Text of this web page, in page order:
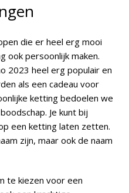
die er heel erg mooi
ook persoonlijk maken.
2023 heel erg populair en
als een cadeau voor
ketting bedoelen we
Je kunt bij
een ketting laten zetten.
zijn, maar ook de naam
te kiezen voor een